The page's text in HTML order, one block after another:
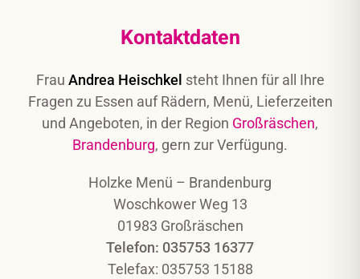
Kontaktdaten
Frau Andrea Heischkel steht Ihnen für all Ihre
Fragen zu Essen auf Rädern, Menü, Lieferzeiten
und Angeboten, in der Region Großräschen,
Brandenburg, gern zur Verfügung.
Holzke Menü – Brandenburg
Woschkower Weg 13
01983 Großräschen
Telefon: 035753 16377
Telefax: 035753 15188